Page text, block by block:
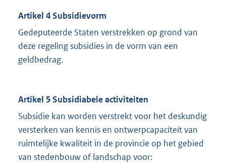
Artikel 4 Subsidievorm
Gedeputeerde Staten verstrekken op grond van
deze regeling subsidies in de vorm van een
geldbedrag.
Artikel 5 Subsidiabele activiteiten
Subsidie kan worden verstrekt voor het deskundig
versterken van kennis en ontwerpcapaciteit van
ruimtelijke kwaliteit in de provincie op het gebied
van stedenbouw of landschap voor: